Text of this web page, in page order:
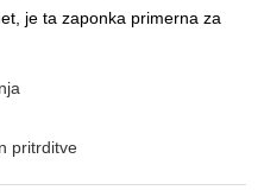
je ta zaponka primerna za
pritrditve